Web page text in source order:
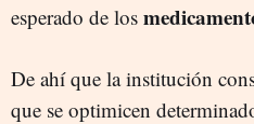
esperado de los
De ahí que la institución
que se optimicen